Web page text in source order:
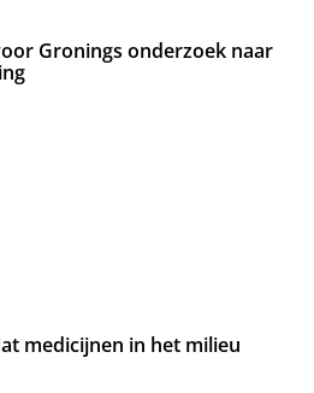
Gronings onderzoek naar
medicijnen in het milieu